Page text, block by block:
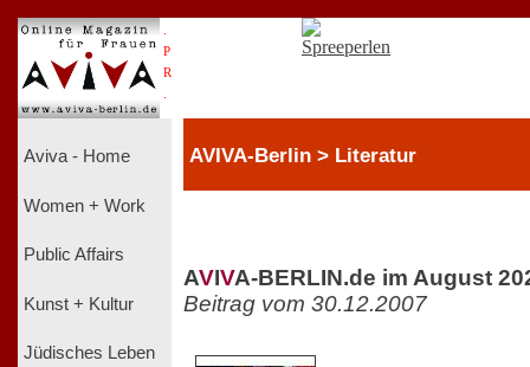
P
R
Aviva - Home
Women + Work
Public Affairs
Kunst + Kultur
Jüdisches Leben
AVIVA-Berlin > Literatur
AVIVA-BERLIN.de im August
Beitrag vom 30.12.2007